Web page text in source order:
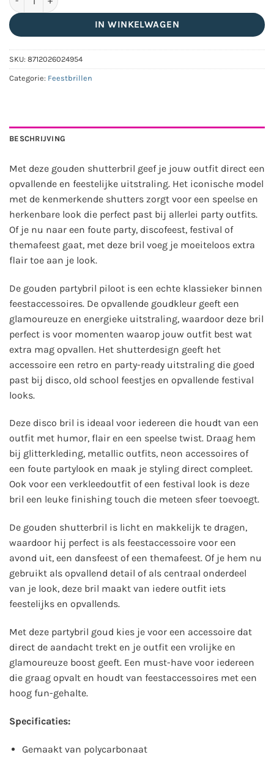
IN WINKELWAGEN
SKU: 8712026024954
Categorie: Feestbrillen
BESCHRIJVING
Met deze gouden shutterbril geef je jouw outfit direct een
opvallende en feestelijke uitstraling. Het iconische model
met de kenmerkende shutters zorgt voor een speelse en
herkenbare look die perfect past bij allerlei party outfits.
Of je nu naar een foute party, discofeest, festival of
themafeest gaat, met deze bril voeg je moeiteloos extra
flair toe aan je look.
De gouden partybril piloot is een echte klassieker binnen
feestaccessoires. De opvallende goudkleur geeft een
glamoureuze en energieke uitstraling, waardoor deze bril
perfect is voor momenten waarop jouw outfit best wat
extra mag opvallen. Het shutterdesign geeft het
accessoire een retro en party-ready uitstraling die goed
past bij disco, old school feestjes en opvallende festival
looks.
Deze disco bril is ideaal voor iedereen die houdt van een
outfit met humor, flair en een speelse twist. Draag hem
bij glitterkleding, metallic outfits, neon accessoires of
een foute partylook en maak je styling direct compleet.
Ook voor een verkleedoutfit of een festival look is deze
bril een leuke finishing touch die meteen sfeer toevoegt.
De gouden shutterbril is licht en makkelijk te dragen,
waardoor hij perfect is als feestaccessoire voor een
avond uit, een dansfeest of een themafeest. Of je hem nu
gebruikt als opvallend detail of als centraal onderdeel
van je look, deze bril maakt van iedere outfit iets
feestelijks en opvallends.
Met deze partybril goud kies je voor een accessoire dat
direct de aandacht trekt en je outfit een vrolijke en
glamoureuze boost geeft. Een must-have voor iedereen
die graag opvalt en houdt van feestaccessoires met een
hoog fun-gehalte.
Specificaties:
Gemaakt van polycarbonaat